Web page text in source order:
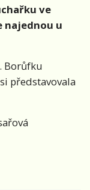
ve
najednou u
Borůfku
představovala